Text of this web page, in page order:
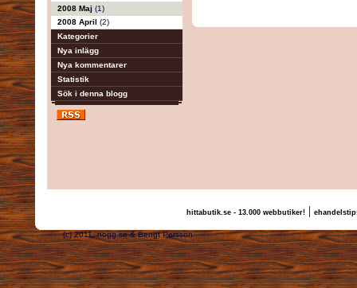
2008 Maj (1)
2008 April (2)
Kategorier
Nya inlägg
Nya kommentarer
Statistik
Sök i denna blogg
hittabutik.se - 13.000 webbutiker!|
(c) 2011, nogg.se & Bengt Persson